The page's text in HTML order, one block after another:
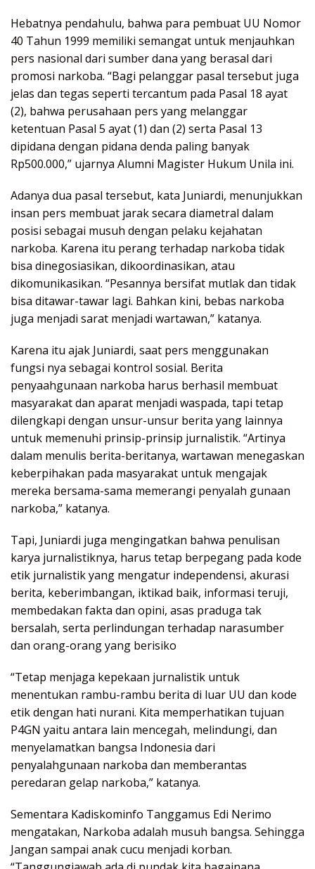
Hebatnya pendahulu, bahwa para pembuat UU Nomor
40 Tahun 1999 memiliki semangat untuk menjauhkan
pers nasional dari sumber dana yang berasal dari
promosi narkoba. “Bagi pelanggar pasal tersebut juga
jelas dan tegas seperti tercantum pada Pasal 18 ayat
(2), bahwa perusahaan pers yang melanggar
ketentuan Pasal 5 ayat (1) dan (2) serta Pasal 13
dipidana dengan pidana denda paling banyak
Rp500.000,” ujarnya Alumni Magister Hukum Unila ini.
Adanya dua pasal tersebut, kata Juniardi, menunjukkan
insan pers membuat jarak secara diametral dalam
posisi sebagai musuh dengan pelaku kejahatan
narkoba. Karena itu perang terhadap narkoba tidak
bisa dinegosiasikan, dikoordinasikan, atau
dikomunikasikan. “Pesannya bersifat mutlak dan tidak
bisa ditawar-tawar lagi. Bahkan kini, bebas narkoba
juga menjadi sarat menjadi wartawan,” katanya.
Karena itu ajak Juniardi, saat pers menggunakan
fungsi nya sebagai kontrol sosial. Berita
penyaahgunaan narkoba harus berhasil membuat
masyarakat dan aparat menjadi waspada, tapi tetap
dilengkapi dengan unsur-unsur berita yang lainnya
untuk memenuhi prinsip-prinsip jurnalistik. “Artinya
dalam menulis berita-beritanya, wartawan menegaskan
keberpihakan pada masyarakat untuk mengajak
mereka bersama-sama memerangi penyalah gunaan
narkoba,” katanya.
Tapi, Juniardi juga mengingatkan bahwa penulisan
karya jurnalistiknya, harus tetap berpegang pada kode
etik jurnalistik yang mengatur independensi, akurasi
berita, keberimbangan, iktikad baik, informasi teruji,
membedakan fakta dan opini, asas praduga tak
bersalah, serta perlindungan terhadap narasumber
dan orang-orang yang berisiko
“Tetap menjaga kepekaan jurnalistik untuk
menentukan rambu-rambu berita di luar UU dan kode
etik dengan hati nurani. Kita memperhatikan tujuan
P4GN yaitu antara lain mencegah, melindungi, dan
menyelamatkan bangsa Indonesia dari
penyalahgunaan narkoba dan memberantas
peredaran gelap narkoba,” katanya.
Sementara Kadiskominfo Tanggamus Edi Nerimo
mengatakan, Narkoba adalah musuh bangsa. Sehingga
Jangan sampai anak cucu menjadi korban.